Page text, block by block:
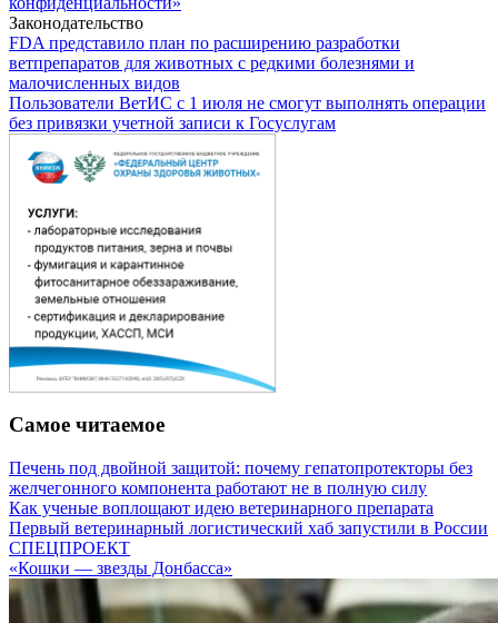
Законодательство
FDA представило план по расширению разработки
ветпрепаратов для животных с редкими болезнями и
малочисленных видов
Пользователи ВетИС с 1 июля не смогут выполнять операции
без привязки учетной записи к Госуслугам
Самое читаемое
Печень под двойной защитой: почему гепатопротекторы без
желчегонного компонента работают не в полную силу
Как ученые воплощают идею ветеринарного препарата
Первый ветеринарный логистический хаб запустили в России
СПЕЦПРОЕКТ
«Кошки — звезды Донбасса»